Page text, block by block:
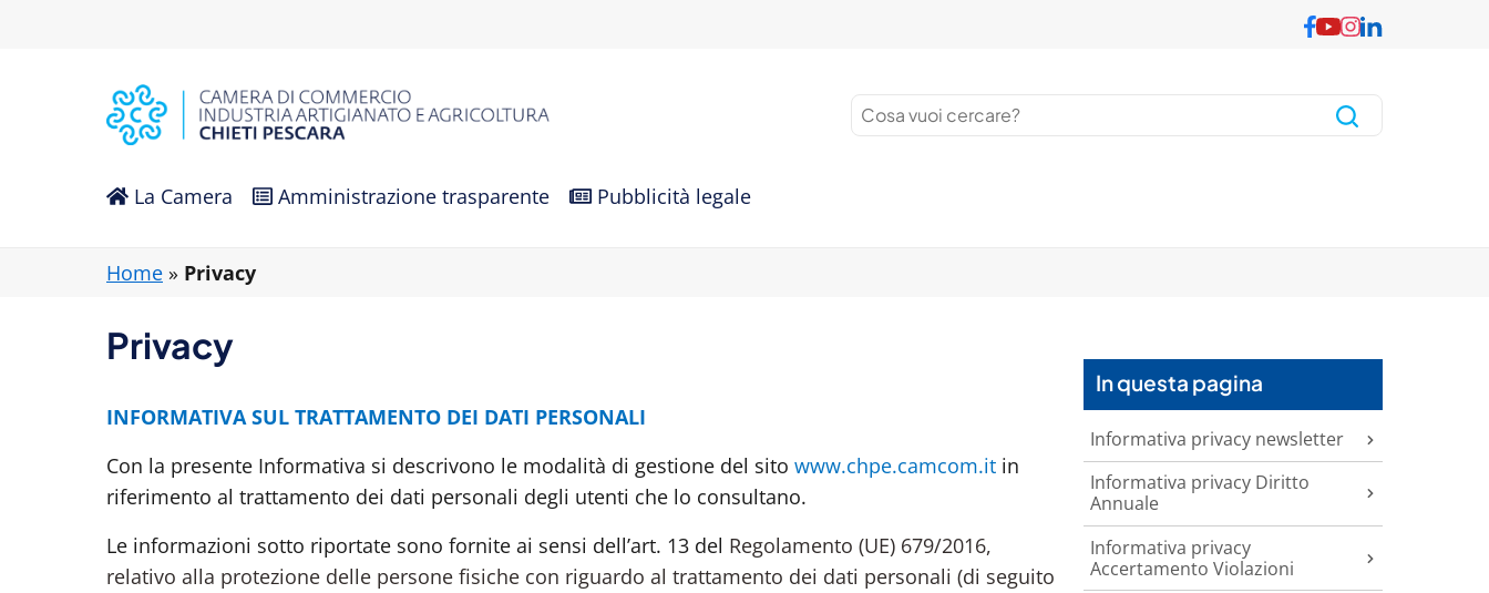
La Camera Amministrazione trasparente Pubblicità legale
Home » Privacy
Privacy
INFORMATIVA SUL TRATTAMENTO DEI DATI PERSONALI
Con la presente Informativa si descrivono le modalità di gestione del sito www.chpe.camcom.it in
riferimento al trattamento dei dati personali degli utenti che lo consultano.
Le informazioni sotto riportate sono fornite ai sensi dell’art. 13 del Regolamento (UE) 679/2016,
relativo alla protezione delle persone fisiche con riguardo al trattamento dei dati personali (di seguito
In questa pagina
Informativa privacy newsletter
Informativa privacy Diritto
Annuale
Informativa privacy
Accertamento Violazioni